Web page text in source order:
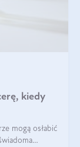
kiedy
mogą osłabić